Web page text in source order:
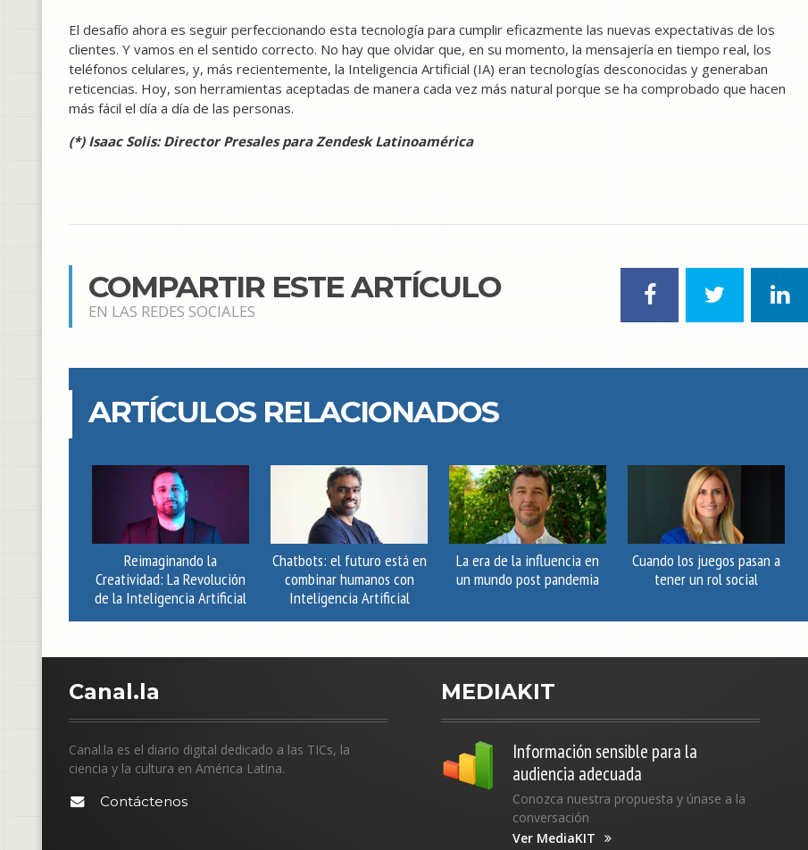
El desafío ahora es seguir perfeccionando esta tecnología para cumplir eficazmente las nuevas expectativas de los
clientes. Y vamos en el sentido correcto. No hay que olvidar que, en su momento, la mensajería en tiempo real, los
teléfonos celulares, y, más recientemente, la Inteligencia Artificial (IA) eran tecnologías desconocidas y generaban
reticencias. Hoy, son herramientas aceptadas de manera cada vez más natural porque se ha comprobado que hacen
más fácil el día a día de las personas.
(*) Isaac Solis: Director Presales para Zendesk Latinoamérica
COMPARTIR ESTE ARTÍCULO
EN LAS REDES SOCIALES
ARTÍCULOS RELACIONADOS
Reimaginando la
Creatividad: La Revolución
de la Inteligencia Artificial
Chatbots: el futuro está en
combinar humanos con
Inteligencia Artificial
La era de la influencia en
un mundo post pandemia
Cuando los juegos pasan a
tener un rol social
Canal.la
Canal.la es el diario digital dedicado a las TICs, la
ciencia y la cultura en América Latina.
Contáctenos
MEDIAKIT
Información sensible para la
audiencia adecuada
Conozca nuestra propuesta y únase a la
conversación
Ver MediaKIT